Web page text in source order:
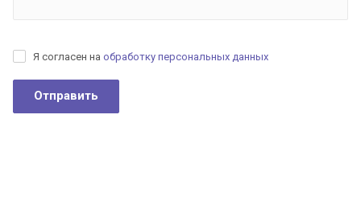
Я согласен на обработку персональных данных